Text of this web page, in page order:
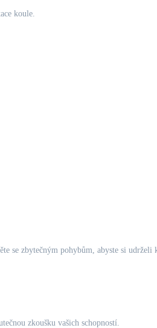
koule.
se zbytečným pohybům, abyste si udrželi
zkoušku vašich schopností.